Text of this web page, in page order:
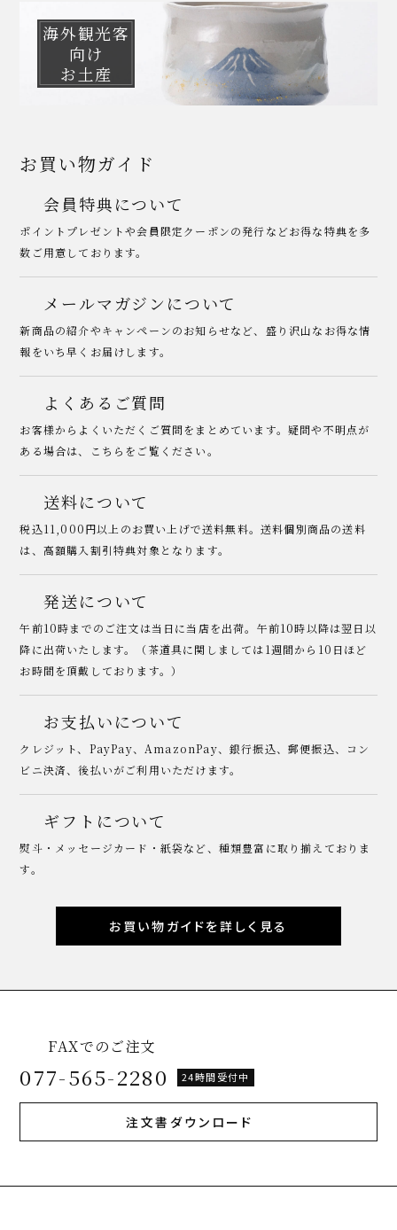
海外観光客
向け
お土産
お買い物ガイド
会員特典について
ポイントプレゼントや会員限定クーポンの発行などお得な特典を多
数ご用意しております。
メールマガジンについて
新商品の紹介やキャンペーンのお知らせなど、盛り沢山なお得な情
報をいち早くお届けします。
よくあるご質問
お客様からよくいただくご質問をまとめています。疑問や不明点が
ある場合は、こちらをご覧ください。
送料について
税込11,000円以上のお買い上げで送料無料。送料個別商品の送料
は、高額購入割引特典対象となります。
発送について
午前10時までのご注文は当日に当店を出荷。午前10時以降は翌日以
降に出荷いたします。（茶道具に関しましては1週間から10日ほど
お時間を頂戴しております。）
お支払いについて
クレジット、PayPay、AmazonPay、銀行振込、郵便振込、コン
ビニ決済、後払いがご利用いただけます。
ギフトについて
熨斗・メッセージカード・紙袋など、種類豊富に取り揃えておりま
す。
お買い物ガイドを詳しく見る
FAXでのご注文
077-565-2280 24時間受付中
注文書ダウンロード